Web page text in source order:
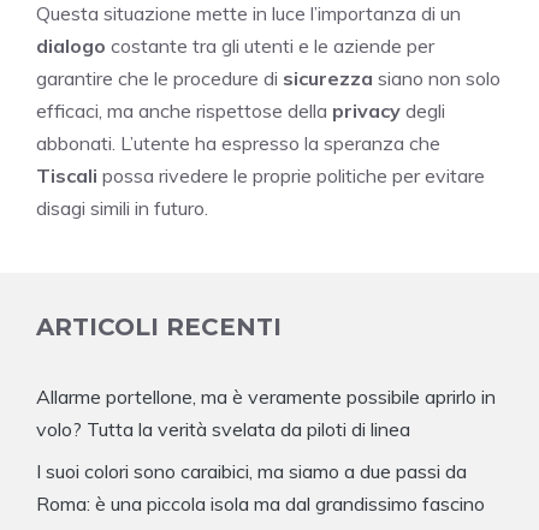
Questa situazione mette in luce l’importanza di un
dialogo costante tra gli utenti e le aziende per
garantire che le procedure di sicurezza siano non solo
efficaci, ma anche rispettose della privacy degli
abbonati. L’utente ha espresso la speranza che
Tiscali possa rivedere le proprie politiche per evitare
disagi simili in futuro.
ARTICOLI RECENTI
Allarme portellone, ma è veramente possibile aprirlo in
volo? Tutta la verità svelata da piloti di linea
I suoi colori sono caraibici, ma siamo a due passi da
Roma: è una piccola isola ma dal grandissimo fascino